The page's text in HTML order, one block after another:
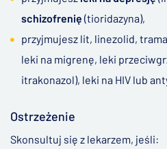
schizofrenię (tioridazyna),
przyjmujesz lit, linezolid,
leki na migrenę, leki
itrakonazol), leki na HIV lub
Ostrzeżenie
Skonsultuj się z lekarzem, jeśli: